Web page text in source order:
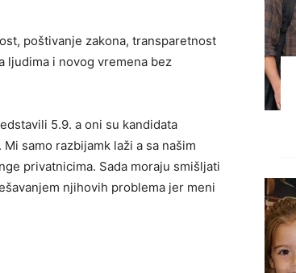
poštivanje zakona, transparetnost
ljudima i novog vremena bez
5.9. a oni su kandidata
samo razbijamk laži a sa našim
privatnicima. Sada moraju smišljati
njihovih problema jer meni